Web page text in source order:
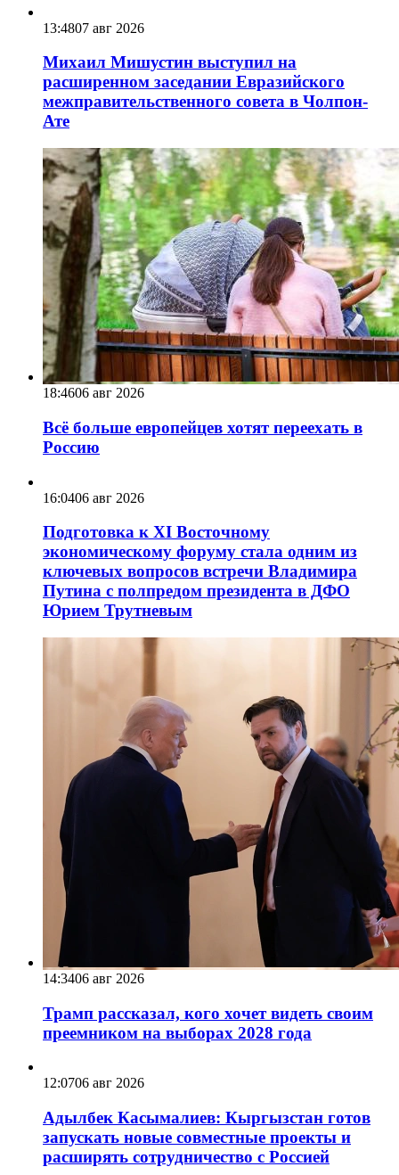
13:4807 авг 2026
Михаил Мишустин выступил на
расширенном заседании Евразийского
межправительственного совета в Чолпон-
Ате
18:4606 авг 2026
Всё больше европейцев хотят переехать в
Россию
16:0406 авг 2026
Подготовка к XI Восточному
экономическому форуму стала одним из
ключевых вопросов встречи Владимира
Путина с полпредом президента в ДФО
Юрием Трутневым
14:3406 авг 2026
Трамп рассказал, кого хочет видеть своим
преемником на выборах 2028 года
12:0706 авг 2026
Адылбек Касымалиев: Кыргызстан готов
запускать новые совместные проекты и
расширять сотрудничество с Россией